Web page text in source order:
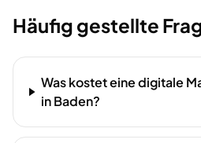
Häufig gestellte
Was kostet eine digitale
in Baden?